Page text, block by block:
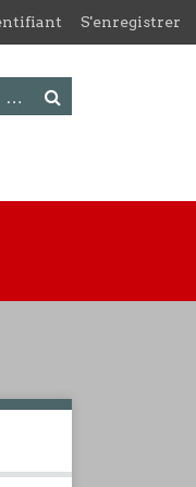
S'enregistrer